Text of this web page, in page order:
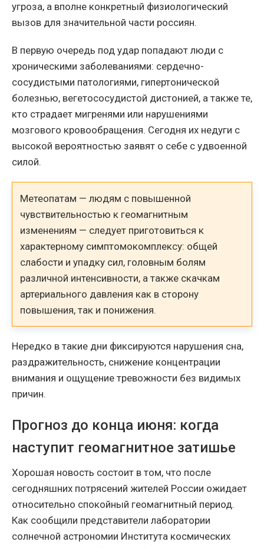
угроза, а вполне конкретный физиологический
вызов для значительной части россиян.
В первую очередь под удар попадают люди с
хроническими заболеваниями: сердечно-
сосудистыми патологиями, гипертонической
болезнью, вегетососудистой дистонией, а также те,
кто страдает мигренями или нарушениями
мозгового кровообращения. Сегодня их недуги с
высокой вероятностью заявят о себе с удвоенной
силой.
Метеопатам — людям с повышенной
чувствительностью к геомагнитным
изменениям — следует приготовиться к
характерному симптомокомплексу: общей
слабости и упадку сил, головным болям
различной интенсивности, а также скачкам
артериального давления как в сторону
повышения, так и понижения.
Нередко в такие дни фиксируются нарушения сна,
раздражительность, снижение концентрации
внимания и ощущение тревожности без видимых
причин.
Прогноз до конца июня: когда
наступит геомагнитное затишье
Хорошая новость состоит в том, что после
сегодняшних потрясений жителей России ожидает
относительно спокойный геомагнитный период.
Как сообщили представители лаборатории
солнечной астрономии Института космических